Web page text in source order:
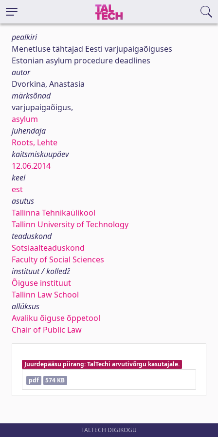
pealkiri
Menetluse tähtajad Eesti varjupaigaõiguses
Estonian asylum procedure deadlines
autor
Dvorkina, Anastasia
märksõnad
varjupaigaõigus,
asylum
juhendaja
Roots, Lehte
kaitsmiskuupäev
12.06.2014
keel
est
asutus
Tallinna Tehnikaülikool
Tallinn University of Technology
teaduskond
Sotsiaalteaduskond
Faculty of Social Sciences
instituut / kolledž
Õiguse instituut
Tallinn Law School
allüksus
Avaliku õiguse õppetool
Chair of Public Law
Juurdepääsu piirang: TalTechi arvutivõrgu kasutajale.
pdf
574 KB
TALTECH DIGIKOGU